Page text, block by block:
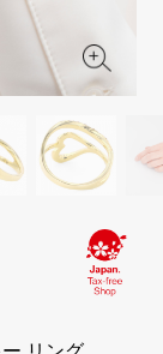
CLOCK
ァ認定中古